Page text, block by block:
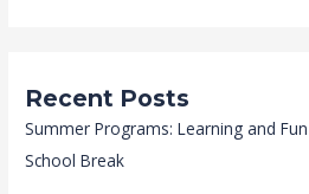
Recent Posts
Summer Programs: Learning and
School Break